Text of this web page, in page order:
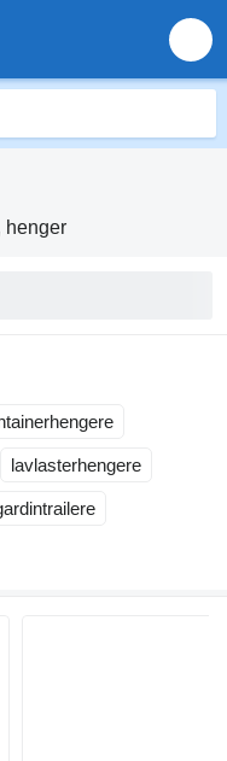
henger
lavlasterhengere